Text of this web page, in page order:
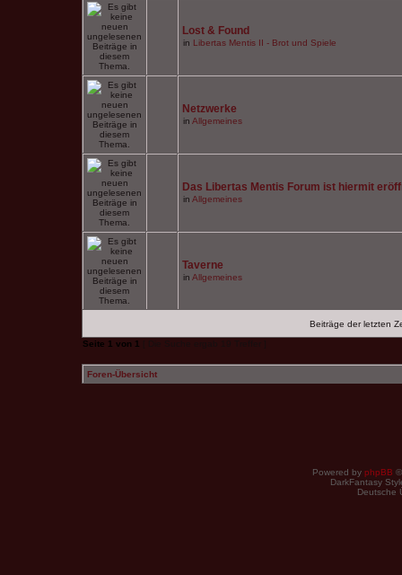
Lost & Found
in Libertas Mentis II - Brot und Spiele
Netzwerke
in Allgemeines
Das Libertas Mentis Forum ist hiermit
in Allgemeines
Taverne
in Allgemeines
Beiträge der letzten
Seite 1 von 1
Foren-Übersicht
Powered by phpBB
DarkFantasy
Deutsche